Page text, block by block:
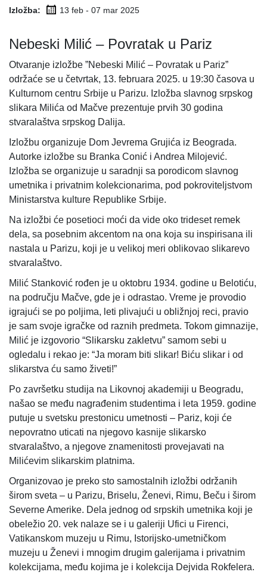
Izložba: 13 feb - 07 mar 2025
Nebeski Milić – Povratak u Pariz
Otvaranje izložbe ”Nebeski Milić – Povratak u Pariz”
održaće se u četvrtak, 13. februara 2025. u 19:30 časova u
Kulturnom centru Srbije u Parizu. Izložba slavnog srpskog
slikara Milića od Mačve prezentuje prvih 30 godina
stvaralaštva srpskog Dalija.
Izložbu organizuje Dom Jevrema Grujića iz Beograda.
Autorke izložbe su Branka Conić i Andrea Milojević.
Izložba se organizuje u saradnji sa porodicom slavnog
umetnika i privatnim kolekcionarima, pod pokroviteljstvom
Ministarstva kulture Republike Srbije.
Na izložbi će posetioci moći da vide oko trideset remek
dela, sa posebnim akcentom na ona koja su inspirisana ili
nastala u Parizu, koji je u velikoj meri oblikovao slikarevo
stvaralaštvo.
Milić Stanković rođen je u oktobru 1934. godine u Belotiću,
na području Mačve, gde je i odrastao. Vreme je provodio
igrajući se po poljima, leti plivajući u obližnjoj reci, pravio
je sam svoje igračke od raznih predmeta. Tokom gimnazije,
Milić je izgovorio “Slikarsku zakletvu” samom sebi u
ogledalu i rekao je: “Ja moram biti slikar! Biću slikar i od
slikarstva ću samo živeti!”
Po završetku studija na Likovnoj akademiji u Beogradu,
našao se među nagrađenim studentima i leta 1959. godine
putuje u svetsku prestonicu umetnosti – Pariz, koji će
nepovratno uticati na njegovo kasnije slikarsko
stvaralaštvo, a njegove znamenitosti provejavati na
Milićevim slikarskim platnima.
Organizovao je preko sto samostalnih izložbi održanih
širom sveta – u Parizu, Briselu, Ženevi, Rimu, Beču i širom
Severne Amerike. Dela jednog od srpskih umetnika koji je
obeležio 20. vek nalaze se i u galeriji Ufici u Firenci,
Vatikanskom muzeju u Rimu, Istorijsko-umetničkom
muzeju u Ženevi i mnogim drugim galerijama i privatnim
kolekcijama, među kojima je i kolekcija Dejvida Rokfelera.